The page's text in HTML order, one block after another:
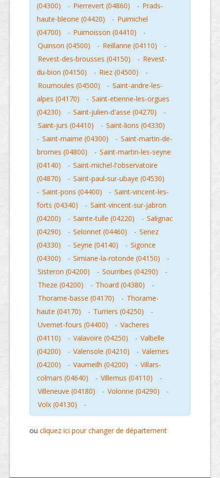
(04300)
- Pierrevert (04860) - Prads-
haute-bleone (04420)
- Puimichel
(04700)
- Puimoisson (04410)
-
Quinson (04500)
- Reillanne (04110)
-
Revest-des-brousses (04150)
- Revest-
du-bion (04150)
- Riez (04500)
-
Roumoules (04500)
- Saint-andre-les-
alpes (04170)
- Saint-etienne-les-orgues
(04230)
- Saint-julien-d'asse (04270)
-
Saint-jurs (04410)
- Saint-lions (04330)
- Saint-maime (04300) - Saint-martin-de-
bromes (04800)
- Saint-martin-les-seyne
(04140)
- Saint-michel-l'observatoire
(04870)
- Saint-paul-sur-ubaye (04530)
- Saint-pons (04400) - Saint-vincent-les-
forts (04340)
- Saint-vincent-sur-jabron
(04200)
- Sainte-tulle (04220) - Salignac
(04290)
- Selonnet (04460) - Senez
(04330)
- Seyne (04140) - Sigonce
(04300)
- Simiane-la-rotonde (04150)
-
Sisteron (04200)
- Sourribes (04290)
-
Theze (04200)
- Thoard (04380)
-
Thorame-basse (04170)
- Thorame-
haute (04170)
- Turriers (04250)
-
Uvernet-fours (04400)
- Vacheres
(04110)
- Valavoire (04250) - Valbelle
(04200)
- Valensole (04210) - Valernes
(04200)
- Vaumeilh (04200) - Villars-
colmars (04640)
- Villemus (04110)
-
Villeneuve (04180)
- Volonne (04290)
-
Volx (04130)
-
ou cliquez ici pour changer de département